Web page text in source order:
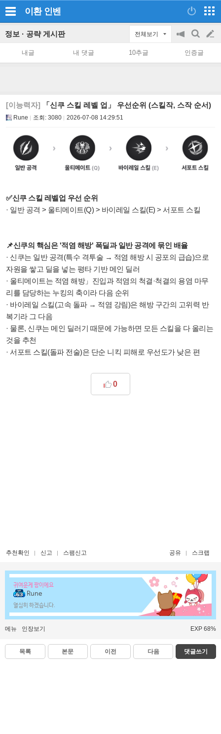
이환 인벤
정보 · 공략 게시판 전체보기
공
on/off
검
색
글
쓰
내글 내 댓글 10추글 인증글
[이능력자] 「신쿠 스킬 레벨 업」 우선순위 (스킬작, 스작 순서)
Rune 조회: 3080 2026-07-08 14:29:51
✅신쿠 스킬 레벨업 우선 순위
· 일반 공격 > 울티메이트(Q) > 바이레일 스킬(E) > 서포트 스킬
📌신쿠의 핵심은 '적염 해방' 폭딜과 일반 공격에 묶인 배율
· 신쿠는 일반 공격(특수 격투술 → 적염 해방 시 공포의 급습)으로
자원을 쌓고 딜을 넣는 평타 기반 메인 딜러
· 울티메이트는 적염 해방」진입과 적염의 척결·척결의 용염 마무
리를 담당하는 누킹의 축이라 다음 순위
· 바이레일 스킬(고속 돌파 → 적염 강림)은 해방 구간의 고위력 반
복기라 그 다음
· 물론, 신쿠는 메인 딜러기 때문에 가능하면 모든 스킬을 다 올리는
것을 추천
· 서포트 스킬(돌파 전술)은 단순 니킥 피해로 우선도가 낮은 편
0
추천확인 신고 스팸신고 공유 스크랩
귀여운게 짱이에요
Rune
열심히 하겠습니다.
메뉴 인장보기 EXP 68%
목록 본문 이전 다음 댓글쓰기